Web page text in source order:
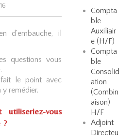
d’embauche, il
questions vous
fait le point avec
remédier.
vous
?
Compta
ble
Auxiliair
e (H/F)
Compta
ble
Consolid
ation
(Combin
aison)
H/F
Adjoint
Directeu